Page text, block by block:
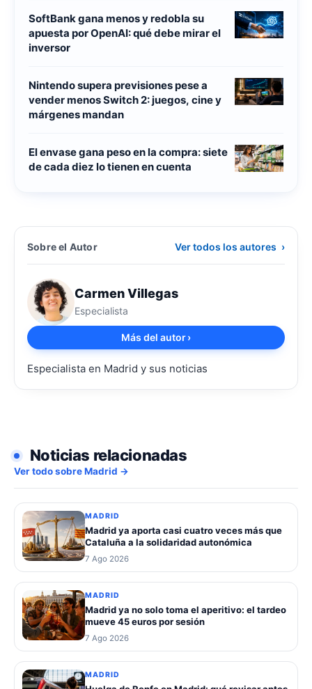
SoftBank gana menos y redobla su
apuesta por OpenAI: qué debe mirar el
inversor
Nintendo supera previsiones pese a
vender menos Switch 2: juegos, cine y
márgenes mandan
El envase gana peso en la compra: siete
de cada diez lo tienen en cuenta
Sobre el Autor Ver todos los autores ›
Carmen Villegas
Especialista
Más del autor›
Especialista en Madrid y sus noticias
Noticias relacionadas
Ver todo sobre Madrid →
MADRID
Madrid ya aporta casi cuatro veces más que
Cataluña a la solidaridad autonómica
7 Ago 2026
MADRID
Madrid ya no solo toma el aperitivo: el tardeo
mueve 45 euros por sesión
7 Ago 2026
MADRID